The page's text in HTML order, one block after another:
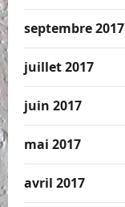
septembre 2017
juillet 2017
juin 2017
mai 2017
avril 2017